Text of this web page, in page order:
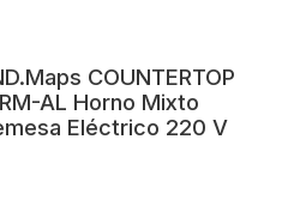
COUNTERTOP
AL Horno Mixto
Eléctrico 220 V